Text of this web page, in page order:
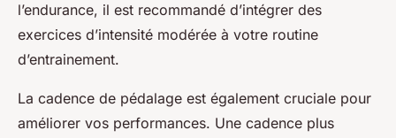
l’endurance, il est recommandé d’intégrer des
exercices d’intensité modérée à votre routine
d’entrainement.
La cadence de pédalage est également cruciale pour
améliorer vos performances. Une cadence plus